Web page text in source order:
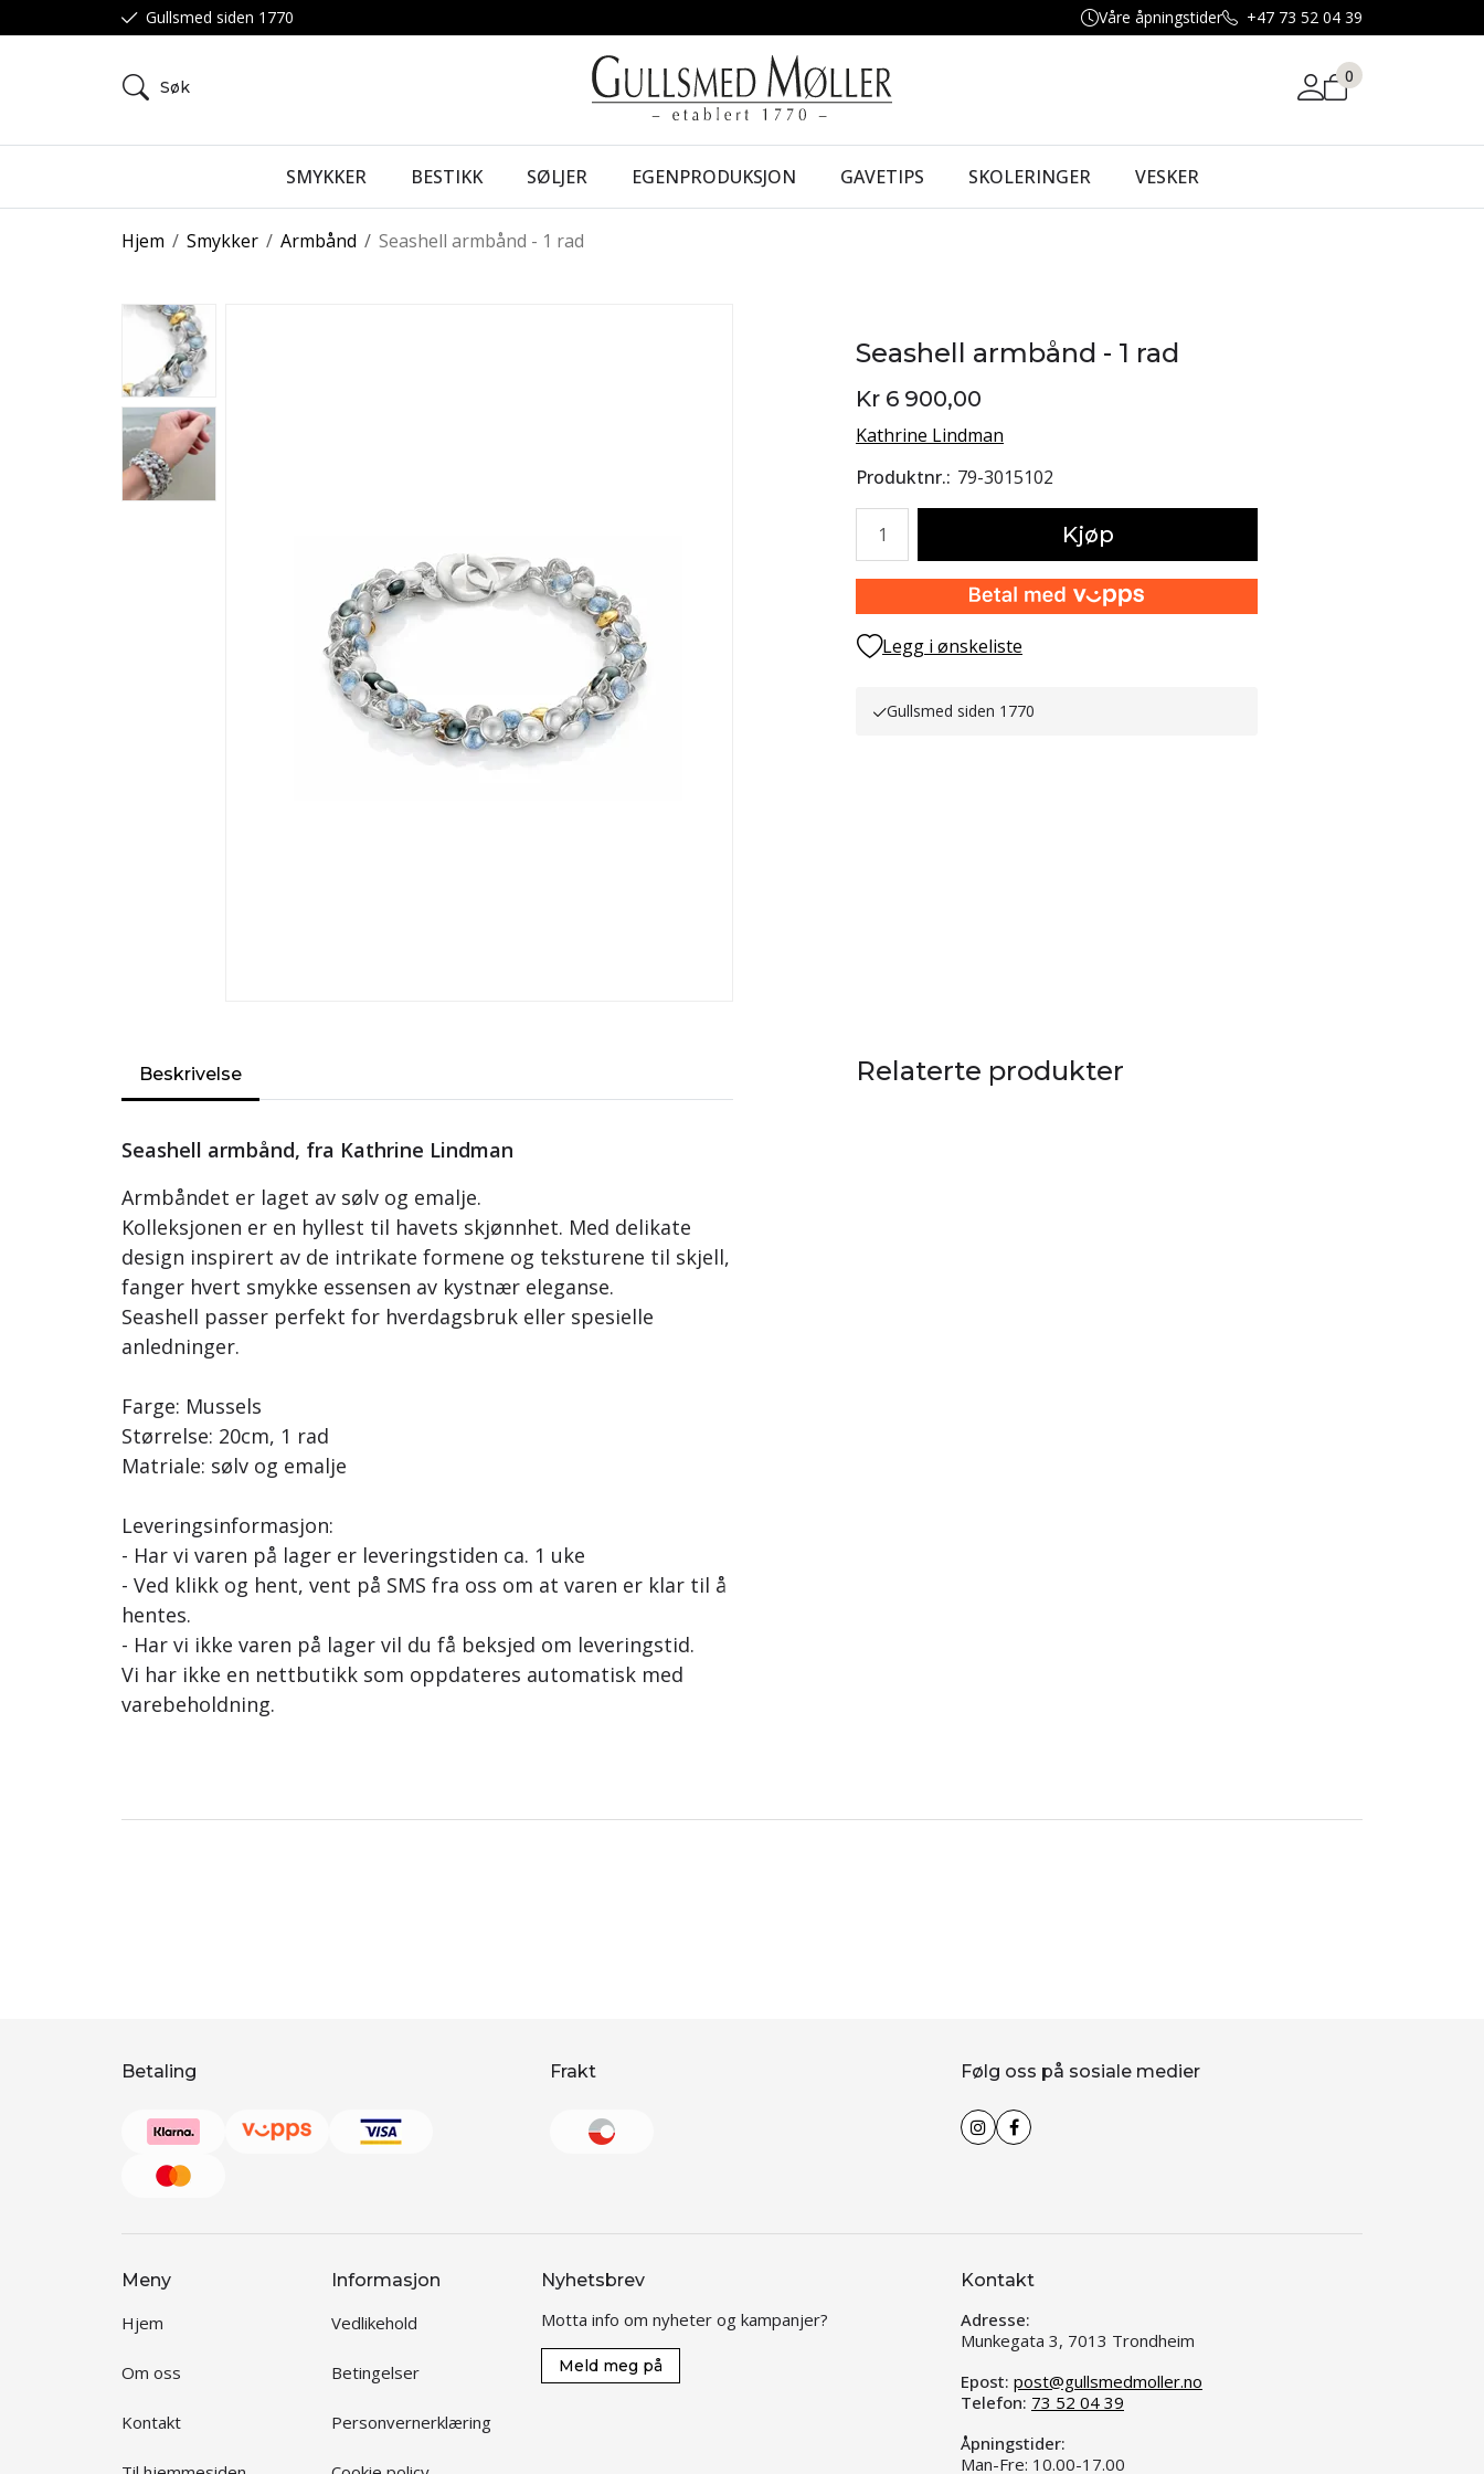
Gullsmed siden 1770 Våre åpningstider +47 73 52 04 39
Søk
0
SMYKKER BESTIKK SØLJER EGENPRODUKSJON GAVETIPS SKOLERINGER VESKER
/
Hjem /
Smykker /
Armbånd Seashell armbånd - 1 rad
Seashell armbånd - 1 rad
Kr 6 900,00
Kathrine Lindman
Produktnr. 79-3015102
Kjøp
Legg i ønskeliste
Gullsmed siden 1770
Beskrivelse
Seashell armbånd, fra Kathrine Lindman
Armbåndet er laget av sølv og emalje.
Kolleksjonen er en hyllest til havets skjønnhet. Med delikate
design inspirert av de intrikate formene og teksturene til skjell,
fanger hvert smykke essensen av kystnær eleganse.
Seashell passer perfekt for hverdagsbruk eller spesielle
anledninger.
Farge: Mussels
Størrelse: 20cm, 1 rad
Matriale: sølv og emalje
Leveringsinformasjon:
- Har vi varen på lager er leveringstiden ca. 1 uke
- Ved klikk og hent, vent på SMS fra oss om at varen er klar til å
hentes.
- Har vi ikke varen på lager vil du få beksjed om leveringstid.
Vi har ikke en nettbutikk som oppdateres automatisk med
varebeholdning.
Relaterte produkter
Betaling Frakt Følg oss på sosiale medier
Meny
Hjem
Om oss
Kontakt
Informasjon
Vedlikehold
Betingelser
Personvernerklæring
Nyhetsbrev
Motta info om nyheter og kampanjer?
Meld meg på
Kontakt
Adresse:
Munkegata 3, 7013 Trondheim
Epost: post@gullsmedmoller.no
Telefon: 73 52 04 39
Åpningstider:
Man-Fre: 10.00-17.00